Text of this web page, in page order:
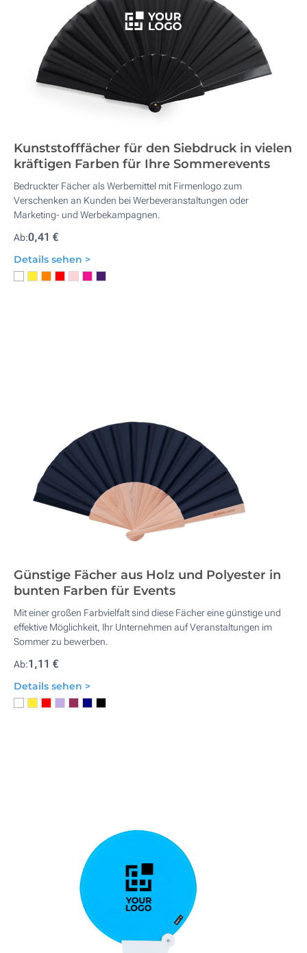
Kunststofffächer für den Siebdruck in vielen
kräftigen Farben für Ihre Sommerevents
Bedruckter Fächer als Werbemittel mit Firmenlogo zum
Verschenken an Kunden bei Werbeveranstaltungen oder
Marketing- und Werbekampagnen.
Ab:0,41 €
Details sehen >
Günstige Fächer aus Holz und Polyester in
bunten Farben für Events
Mit einer großen Farbvielfalt sind diese Fächer eine günstige und
effektive Möglichkeit, Ihr Unternehmen auf Veranstaltungen im
Sommer zu bewerben.
Ab:1,11 €
Details sehen >